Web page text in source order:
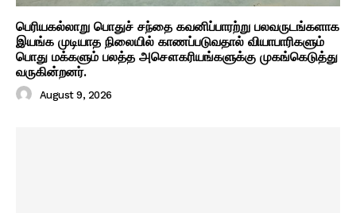
பெரியகல்லாறு பொதுச் சந்தை கவனிப்பாரற்று பலவருடங்களாக
இயங்க முடியாத நிலையில் காணப்படுவதால் வியாபாரிகளும்
பொது மக்களும் பலத்த அசௌகரியங்களுக்கு முகங்கெடுத்து
வருகின்றனர்.
August 9, 2026